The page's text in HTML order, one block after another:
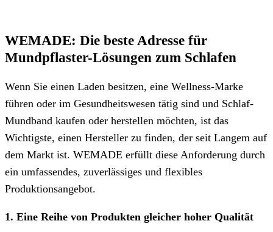
WEMADE: Die beste Adresse für
Mundpflaster-Lösungen zum Schlafen
Wenn Sie einen Laden besitzen, eine Wellness-Marke
führen oder im Gesundheitswesen tätig sind und Schlaf-
Mundband kaufen oder herstellen möchten, ist das
Wichtigste, einen Hersteller zu finden, der seit Langem auf
dem Markt ist. WEMADE erfüllt diese Anforderung durch
ein umfassendes, zuverlässiges und flexibles
Produktionsangebot.
1. Eine Reihe von Produkten gleicher hoher Qualität